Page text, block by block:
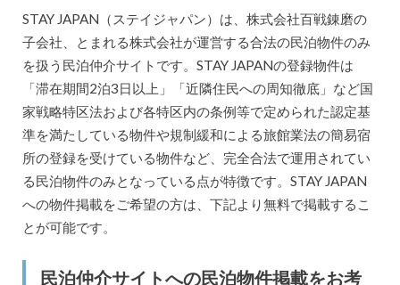
STAY JAPAN（ステイジャパン）は、株式会社百戦錬磨の
子会社、とまれる株式会社が運営する合法の民泊物件のみ
を扱う民泊仲介サイトです。STAY JAPANの登録物件は
「滞在期間2泊3日以上」「近隣住民への周知徹底」など国
家戦略特区法および各特区内の条例等で定められた認定基
準を満たしている物件や規制緩和による旅館業法の簡易宿
所の登録を受けている物件など、完全合法で運用されてい
る民泊物件のみとなっている点が特徴です。STAY JAPAN
への物件掲載をご希望の方は、下記より無料で掲載するこ
とが可能です。
民泊仲介サイトへの民泊物件掲載をお考